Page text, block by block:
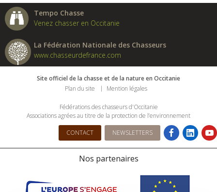
Tempo Chasse
Venez chasser en Occitanie
La Fédération Nationale des Chasseurs
www.chasseurdefrance.com
Site officiel de la chasse et de la nature en Occitanie
Plan du site
Mention légales
Fédérations des chasseurs d'Occitanie
Associations agrées au titre de la protection de l’environnement
CONTACT NEWSLETTERS
Nos partenaires